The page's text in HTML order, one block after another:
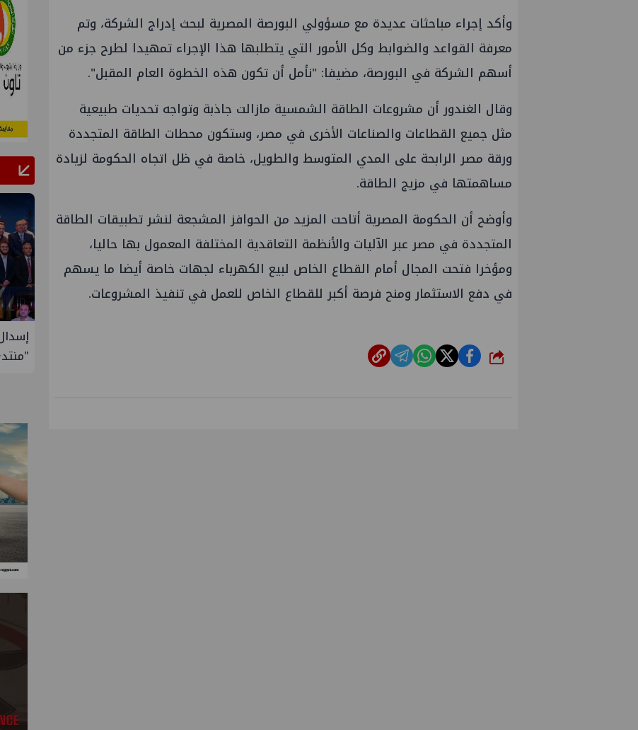
وأكد إجراء مباحثات عديدة مع مسؤولي البورصة المصرية لبحث إدراج الشركة، وتم
معرفة القواعد والضوابط وكل الأمور التي يتطلبها هذا الإجراء تمهيدا لطرح جزء من
أسهم الشركة في البورصة، مضيفا: "نأمل أن تكون هذه الخطوة العام المقبل".
وقال الغندور أن مشروعات الطاقة الشمسية مازالت جاذبة وتواجه تحديات طبيعية
مثل جميع القطاعات والصناعات الأخرى في مصر، وستكون محطات الطاقة المتجددة
ورقة مصر الرابحة على المدي المتوسط والطويل، خاصة في ظل اتجاه الحكومة لزيادة
مساهمتها في مزيج الطاقة.
وأوضح أن الحكومة المصرية أتاحت المزيد من الحوافز المشجعة لنشر تطبيقات الطاقة
المتجددة في مصر عبر الآليات والأنظمة التعاقدية المختلفة المعمول بها حاليا،
ومؤخرا فتحت المجال أمام القطاع الخاص لبيع الكهرباء لجهات خاصة أيضا ما يسهم
في دفع الاستثمار ومنح فرصة أكبر للقطاع الخاص للعمل في تنفيذ المشروعات.
شارك
الأزمات